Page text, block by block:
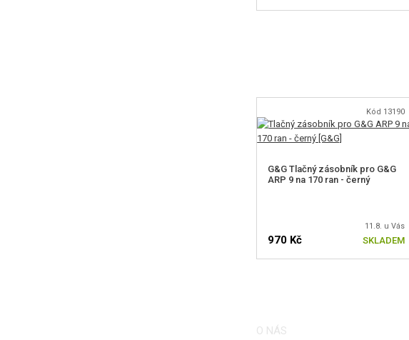
Kód 13190
G&G Tlačný zásobník pro G&G
ARP 9 na 170 ran - černý
11.8. u Vás
970 Kč SKLADEM
O NÁS